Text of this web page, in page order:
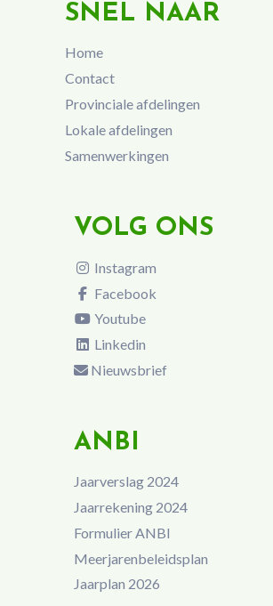
SNEL NAAR
Home
Contact
Provinciale afdelingen
Lokale afdelingen
Samenwerkingen
VOLG ONS
Instagram
Facebook
Youtube
Linkedin
Nieuwsbrief
ANBI
Jaarverslag 2024
Jaarrekening 2024
Formulier ANBI
Meerjarenbeleidsplan
Jaarplan 2026